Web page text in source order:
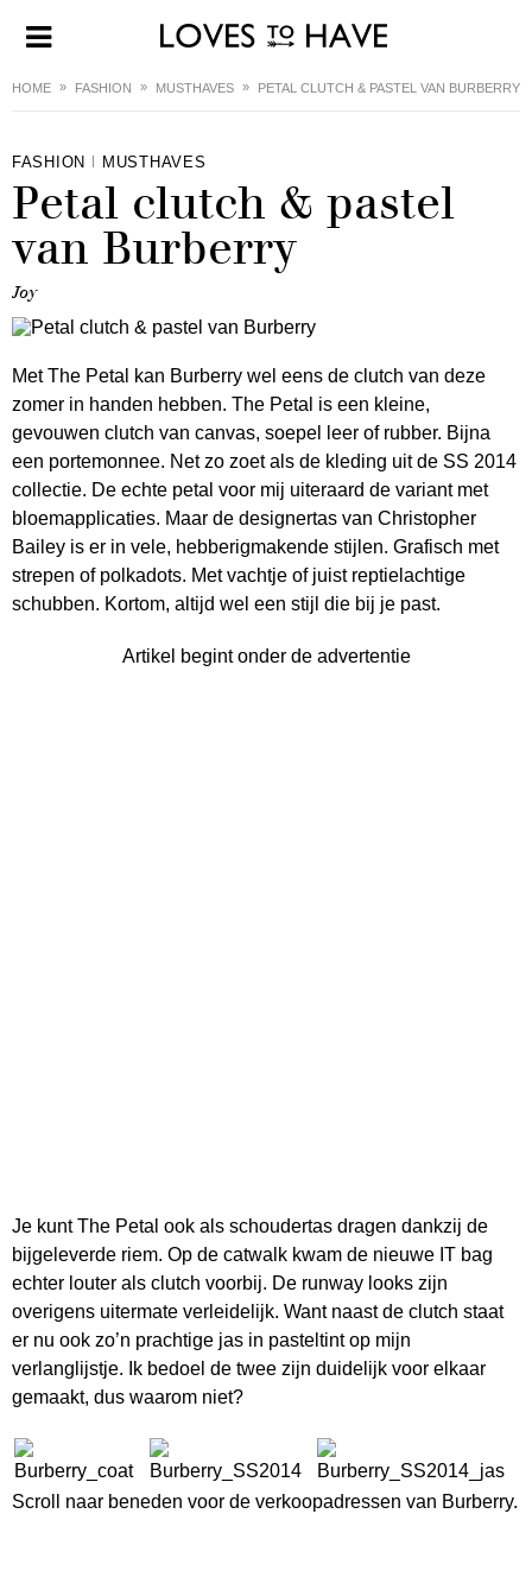
HOME FASHION MUSTHAVES PETAL CLUTCH & PASTEL VAN BURBERRY
FASHION MUSTHAVES
Petal clutch & pastel
van Burberry
Joy
Met The Petal kan Burberry wel eens de clutch van deze
zomer in handen hebben. The Petal is een kleine,
gevouwen clutch van canvas, soepel leer of rubber. Bijna
een portemonnee. Net zo zoet als de kleding uit de SS 2014
collectie. De echte petal voor mij uiteraard de variant met
bloemapplicaties. Maar de designertas van Christopher
Bailey is er in vele, hebberigmakende stijlen. Grafisch met
strepen of polkadots. Met vachtje of juist reptielachtige
schubben. Kortom, altijd wel een stijl die bij je past.
Artikel begint onder de advertentie
Je kunt The Petal ook als schoudertas dragen dankzij de
bijgeleverde riem. Op de catwalk kwam de nieuwe IT bag
echter louter als clutch voorbij. De runway looks zijn
overigens uitermate verleidelijk. Want naast de clutch staat
er nu ook zo’n prachtige jas in pasteltint op mijn
verlanglijstje. Ik bedoel de twee zijn duidelijk voor elkaar
gemaakt, dus waarom niet?
Scroll naar beneden voor de verkoopadressen van Burberry.